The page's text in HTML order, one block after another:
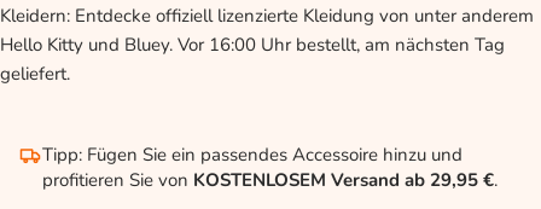
Kleidern: Entdecke offiziell lizenzierte Kleidung von unter anderem
Hello Kitty und Bluey. Vor 16:00 Uhr bestellt, am nächsten Tag
geliefert.
Tipp: Fügen Sie ein passendes Accessoire hinzu und
profitieren Sie von KOSTENLOSEM Versand ab 29,95 €.